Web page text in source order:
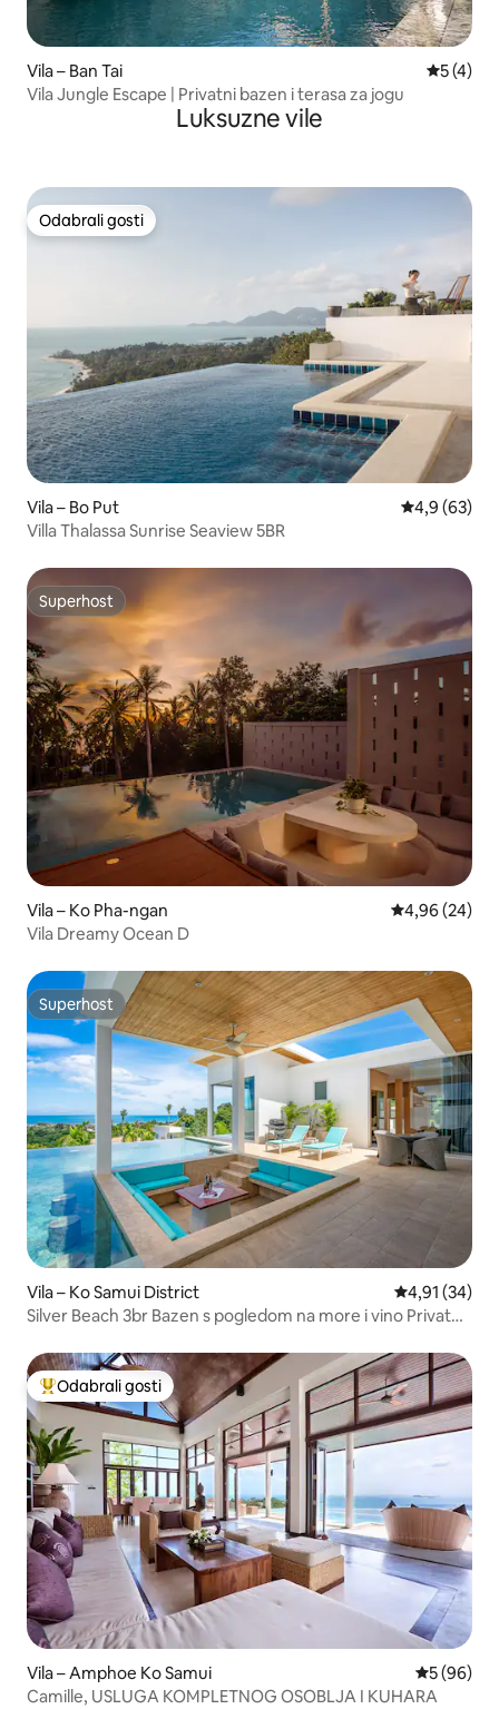
Vila – Ban Tai
5 (4)
Vila Jungle Escape | Privatni bazen i terasa za jogu
Luksuzne vile
Odabrali gosti
Odabrali gosti
Vila – Bo Put Prosječna
4,9 (63)
Villa Thalassa Sunrise Seaview 5BR
Superhost
Superhost
Vila – Ko Pha-ngan Prosječna
4,96 (24)
Vila Dreamy Ocean D
Superhost
Superhost
Vila – Ko Samui District Prosječna
4,91 (34)
Silver Beach 3br Bazen s pogledom na more i vino Privatna
Među najviše rangiranima s oznakom „Odabrali gosti”
Odabrali gosti
Vila – Amphoe Ko Samui Prosječna
5 (96)
Camille, USLUGA KOMPLETNOG OSOBLJA I KUHARA